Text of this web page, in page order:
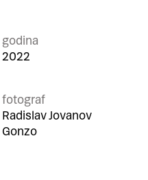
godina
2022
fotograf
Radislav Jovanov
Gonzo